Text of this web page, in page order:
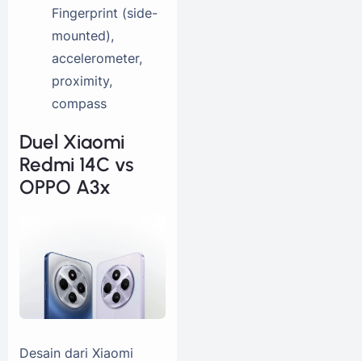
Fingerprint (side-
mounted),
accelerometer,
proximity,
compass
Duel Xiaomi
Redmi 14C vs
OPPO A3x
Desain dari Xiaomi